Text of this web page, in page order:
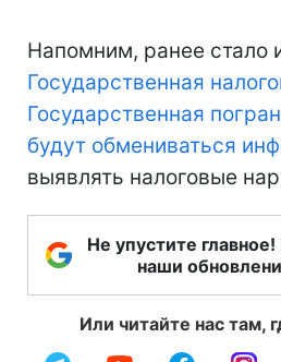
Напомним, ранее стало
Государственная
Государственная
будут обмениваться
выявлять налоговые
Не упустите
наши
Или читайте нас там,